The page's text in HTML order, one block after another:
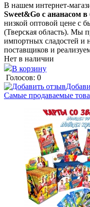
В нашем интернет-
Sweet&Go с ананасом в
низкой оптовой цене с
(Тверская область). Мы
импортных сладостей и
поставщиков и
Нет в наличии
В корзину
Голосов: 0
Самые продаваемые